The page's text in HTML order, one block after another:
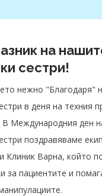
на
сестри!
нежно "Благодаря"
в деня на техния
В Международния ден
поздравяваме
Клиник Варна, който
за пациентите и